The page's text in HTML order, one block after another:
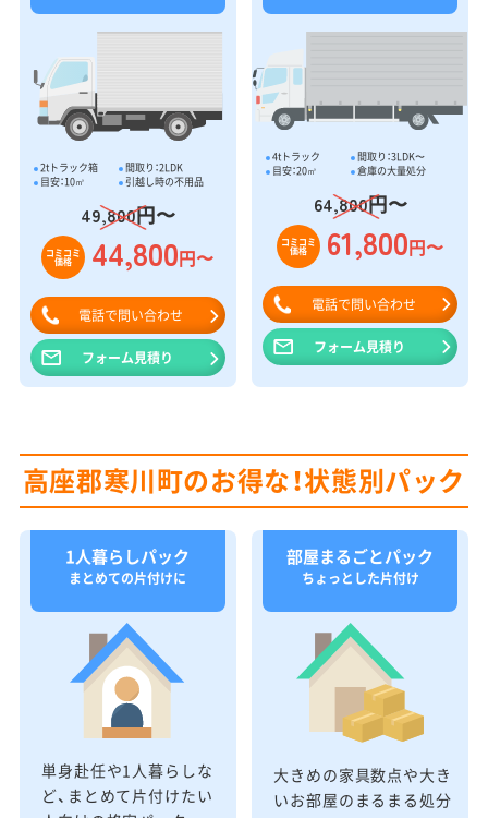
2tトラック箱
間取り：2LDK
目安：10㎥
引越し時の不用品
49,800円〜
コミコミ
価格 44,800円〜
電話で問い合わせ
フォーム見積り
4tトラック
間取り：3LDK〜
目安：20㎥
倉庫の大量処分
64,800円〜
コミコミ
価格 61,800円〜
電話で問い合わせ
フォーム見積り
高座郡寒川町のお得な！状態別パック
1人暮らしパック
まとめての片付けに
単身赴任や1人暮らしな
ど、まとめて片付けたい
部屋まるごとパック
ちょっとした片付け
大きめの家具数点や大き
いお部屋のまるまる処分